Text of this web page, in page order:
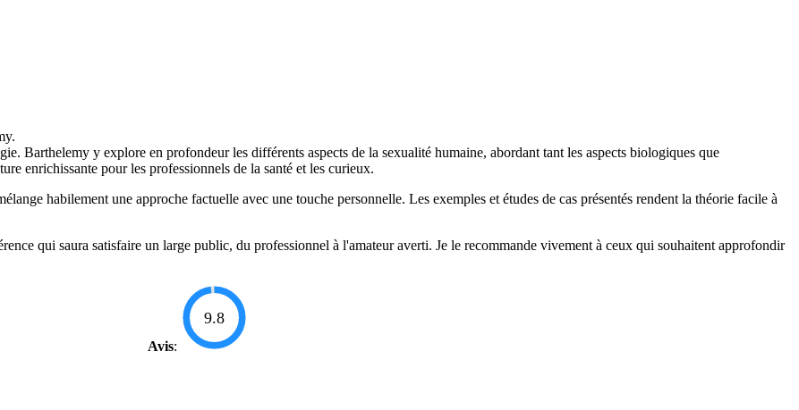
Barthelemy y explore en profondeur les différents aspects de la sexualité humaine, abordant tant les aspects biologiques que
enrichissante pour les professionnels de la santé et les curieux.
habilement une approche factuelle avec une touche personnelle. Les exemples et études de cas présentés rendent la théorie facile à
qui saura satisfaire un large public, du professionnel à l'amateur averti. Je le recommande vivement à ceux qui souhaitent approfondir
Avis:
9.8